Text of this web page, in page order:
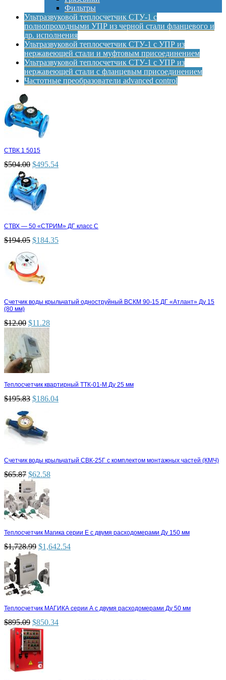
Фильтры
Ультразвуковой теплосчетчик СТУ-1 с
полнопроходными УПР из черной стали фланцевого и
др. исполнения
Ультразвуковой теплосчетчик СТУ-1 с УПР из
нержавеющей стали и муфтовым присоединением
Ультразвуковой теплосчетчик СТУ-1 с УПР из
нержавеющей стали с фланцевым присоединением
Частотные преобразователи advanced control
СТВК 1 5015
$504.00 $495.54
СТВХ — 50 «СТРИМ» ДГ класс С
$194.05 $184.35
Счетчик воды крыльчатый одноструйный ВСКМ 90-15 ДГ «Атлант» Ду 15
(80 мм)
$12.00 $11.28
Теплосчетчик квартирный ТТК-01-М Ду 25 мм
$195.83 $186.04
Счетчик воды крыльчатый СВК-25Г с комплектом монтажных частей (КМЧ)
$65.87 $62.58
Теплосчетчик Магика серии Е с двумя расходомерами Ду 150 мм
$1,728.99 $1,642.54
Теплосчетчик МАГИКА серии А с двумя расходомерами Ду 50 мм
$895.09 $850.34